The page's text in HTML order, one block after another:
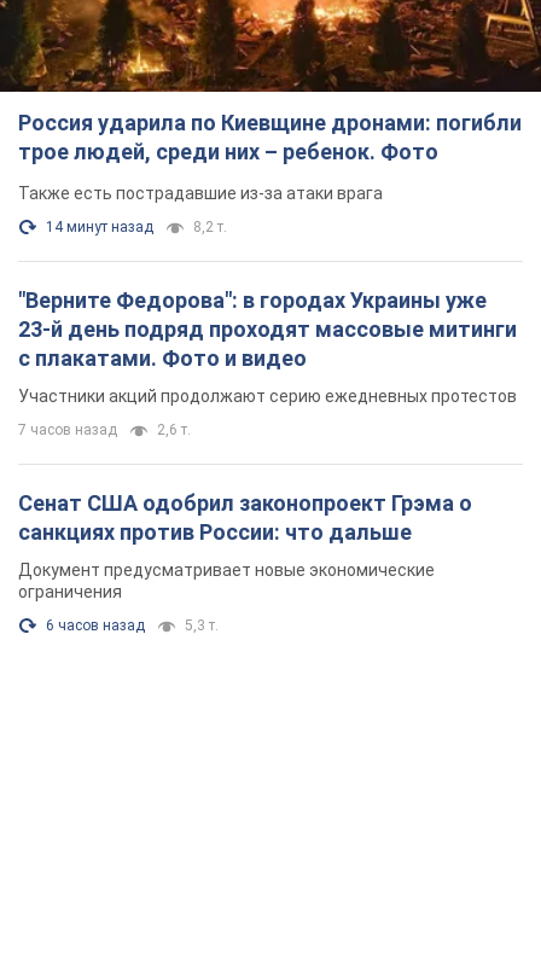
Россия ударила по Киевщине дронами: погибли
трое людей, среди них – ребенок. Фото
Также есть пострадавшие из-за атаки врага
14 минут назад 8,2 т.
"Верните Федорова": в городах Украины уже
23-й день подряд проходят массовые митинги
с плакатами. Фото и видео
Участники акций продолжают серию ежедневных протестов
7 часов назад 2,6 т.
Сенат США одобрил законопроект Грэма о
санкциях против России: что дальше
Документ предусматривает новые экономические
ограничения
6 часов назад 5,3 т.